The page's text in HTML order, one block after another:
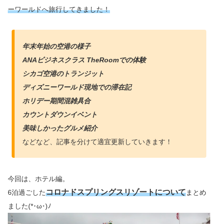
ーワールドへ旅行してきました！
年末年始の空港の様子
ANAビジネスクラス TheRoomでの体験
シカゴ空港のトランジット
ディズニーワールド現地での滞在記
ホリデー期間混雑具合
カウントダウンイベント
美味しかったグルメ紹介
などなど、記事を分けて適宜更新していきます！
今回は、ホテル編。
6泊過ごしたコロナドスプリングスリゾートについてまとめ
ました(*･ω･)ﾉ